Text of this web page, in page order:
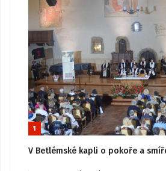
1
V Betlémské kapli o pokoře a